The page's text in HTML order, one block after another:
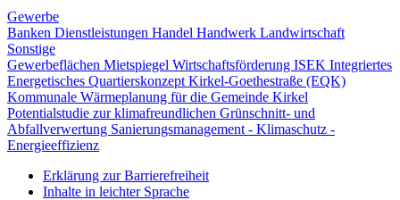
Gewerbe
Banken Dienstleistungen Handel Handwerk Landwirtschaft
Sonstige
Gewerbeflächen Mietspiegel Wirtschaftsförderung ISEK Integriertes
Energetisches Quartierskonzept Kirkel-Goethestraße (EQK)
Kommunale Wärmeplanung für die Gemeinde Kirkel
Potentialstudie zur klimafreundlichen Grünschnitt- und
Abfallverwertung Sanierungsmanagement - Klimaschutz -
Energieeffizienz
Erklärung zur Barrierefreiheit
Inhalte in leichter Sprache